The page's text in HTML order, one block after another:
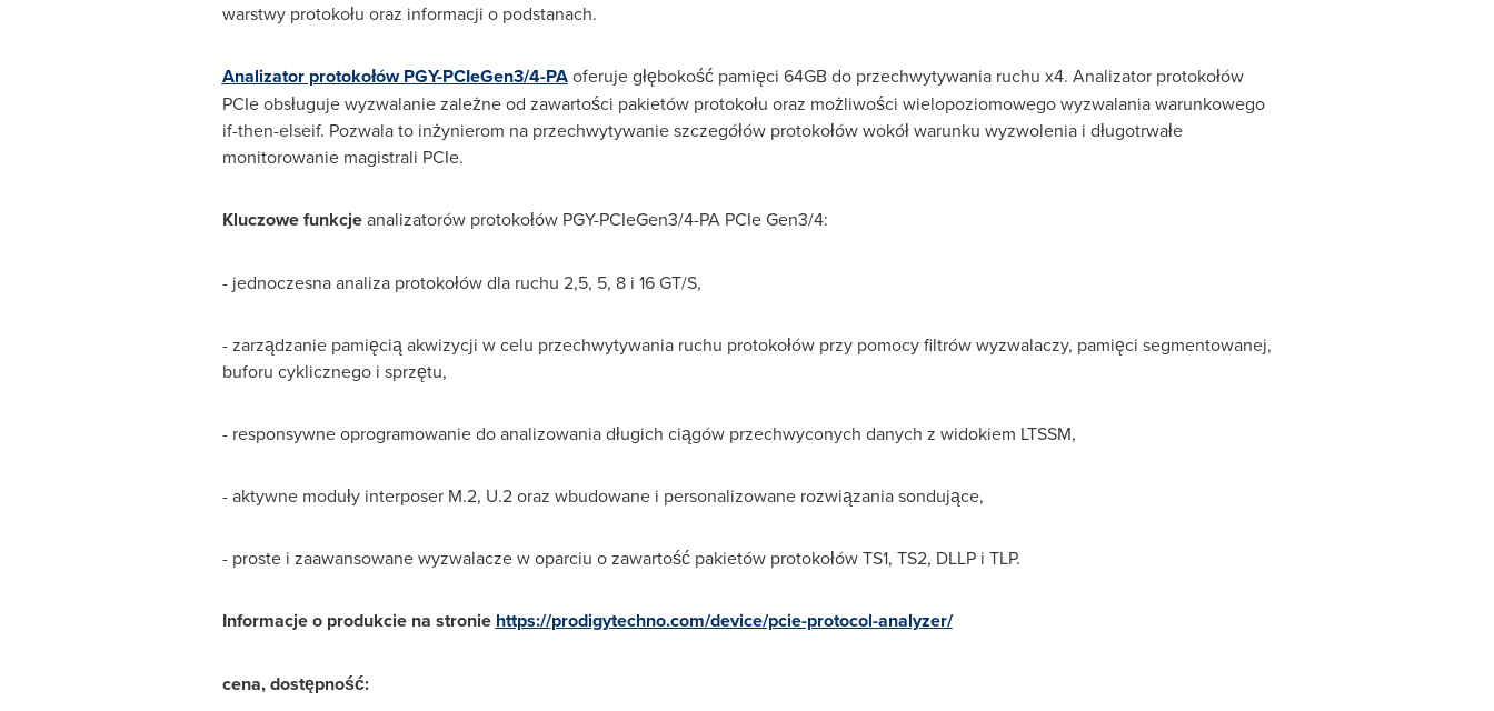
warstwy protokołu oraz informacji o podstanach.
Analizator protokołów PGY-PCIeGen3/4-PAoferuje głębokość pamięci 64GB do przechwytywania ruchu x4. Analizator protokołów
PCIe obsługuje wyzwalanie zależne od zawartości pakietów protokołu oraz możliwości wielopoziomowego wyzwalania warunkowego
if-then-elseif. Pozwala to inżynierom na przechwytywanie szczegółów protokołów wokół warunku wyzwolenia i długotrwałe
monitorowanie magistrali PCIe.
Kluczowe funkcjeanalizatorów protokołów PGY-PCIeGen3/4-PA PCIe Gen3/4:
- jednoczesna analiza protokołów dla ruchu 2,5, 5, 8 i 16 GT/S,
- zarządzanie pamięcią akwizycji w celu przechwytywania ruchu protokołów przy pomocy filtrów wyzwalaczy, pamięci segmentowanej,
buforu cyklicznego i sprzętu,
- responsywne oprogramowanie do analizowania długich ciągów przechwyconych danych z widokiem LTSSM,
- aktywne moduły interposer M.2, U.2 oraz wbudowane i personalizowane rozwiązania sondujące,
- proste i zaawansowane wyzwalacze w oparciu o zawartość pakietów protokołów TS1, TS2, DLLP i TLP.
Informacje o produkcie na stronie https://prodigytechno.com/device/pcie-protocol-analyzer/
cena, dostępność: